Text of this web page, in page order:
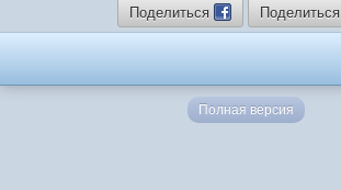
Поделиться Поделиться
Полная версия